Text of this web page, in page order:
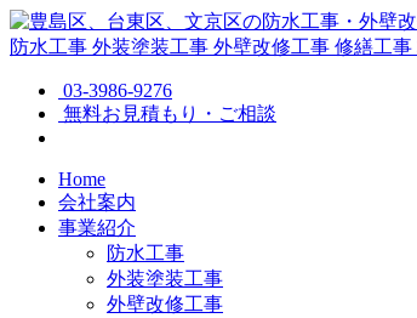
防水工事 外装塗装工事 外壁改修工事 修繕工事
03-3986-9276
無料お見積もり・ご相談
Home
会社案内
事業紹介
防水工事
外装塗装工事
外壁改修工事